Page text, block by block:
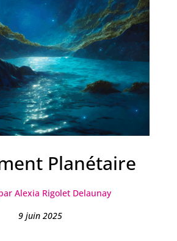
Planétaire
Alexia Rigolet Delaunay
9 juin 2025